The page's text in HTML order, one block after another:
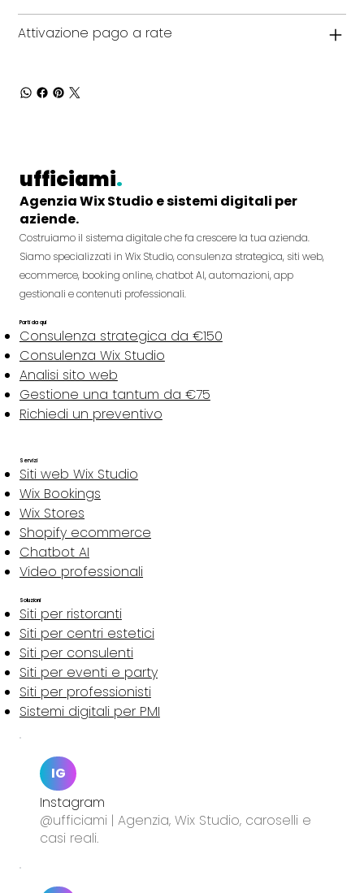
Attivazione pago a rate
ufficiami.
Agenzia Wix Studio e sistemi digitali per
aziende.
Costruiamo il sistema digitale che fa crescere la tua azienda.
Siamo specializzati in Wix Studio, consulenza strategica, siti web,
ecommerce, booking online, chatbot AI, automazioni, app
gestionali e contenuti professionali.
Parti da qui
Consulenza strategica da €150
Consulenza Wix Studio
Analisi sito web
Gestione una tantum da €75
Richiedi un preventivo
Servizi
Siti web Wix Studio
Wix Bookings
Wix Stores
Shopify ecommerce
Chatbot AI
Video professionali
Soluzioni
Siti per ristoranti
Siti per centri estetici
Siti per consulenti
Siti per eventi e party
Siti per professionisti
Sistemi digitali per PMI
IG
Instagram
@ufficiami | Agenzia, Wix Studio, caroselli e
casi reali.